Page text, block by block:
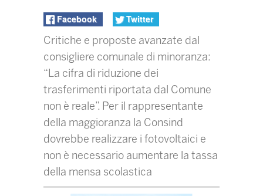
Facebook Twitter
Critiche e proposte avanzate dal
consigliere comunale di minoranza:
“La cifra di riduzione dei
trasferimenti riportata dal Comune
non è reale”. Per il rappresentante
della maggioranza la Consind
dovrebbe realizzare i fotovoltaici e
non è necessario aumentare la tassa
della mensa scolastica